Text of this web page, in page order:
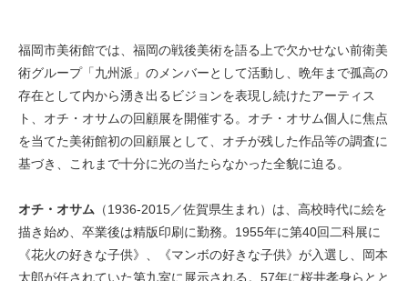
福岡市美術館では、福岡の戦後美術を語る上で欠かせない前衛美
術グループ「九州派」のメンバーとして活動し、晩年まで孤高の
存在として内から湧き出るビジョンを表現し続けたアーティス
ト、オチ・オサムの回顧展を開催する。オチ・オサム個人に焦点
を当てた美術館初の回顧展として、オチが残した作品等の調査に
基づき、これまで十分に光の当たらなかった全貌に迫る。
オチ・オサム （1936-2015／佐賀県生まれ）は、高校時代に絵を
描き始め、卒業後は精版印刷に勤務。1955年に第40回二科展に
《花火の好きな子供》、《マンボの好きな子供》が入選し、岡本
太郎が任されていた第九室に展示される。57年に桜井孝身らとと